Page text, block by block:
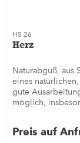
HS 26
Herz
Naturabguß, aus
eines
gute
möglich,
Preis auf